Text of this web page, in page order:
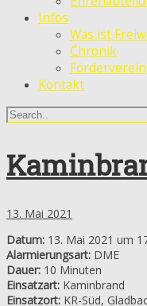
Infos
Was ist
Chronik
Förderverein
Kontakt
13. Mai 2021
Datum: 13. Mai 2021 um
Alarmierungsart: DME
Dauer: 10 Minuten
Einsatzart: Kaminbrand
Einsatzort: KR-Süd,